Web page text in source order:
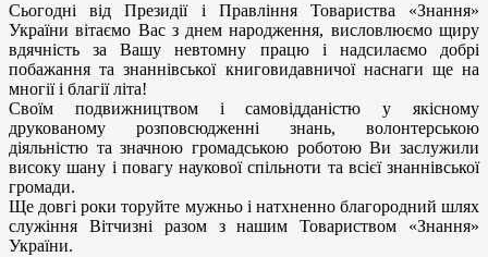
Сьогодні від Президії і Правління Товариства «Знання»
України вітаємо Вас з днем народження, висловлюємо щиру
вдячність за Вашу невтомну працю і надсилаємо добрі
побажання та знаннівської книговидавничої наснаги ще на
многії і благії літа!
Своїм подвижництвом і самовідданістю у якісному
друкованому розповсюдженні знань, волонтерською
діяльністю та значною громадською роботою Ви заслужили
високу шану і повагу наукової спільноти та всієї знаннівської
громади.
Ще довгі роки торуйте мужньо і натхненно благородний шлях
служіння Вітчизні разом з нашим Товариством «Знання»
України.